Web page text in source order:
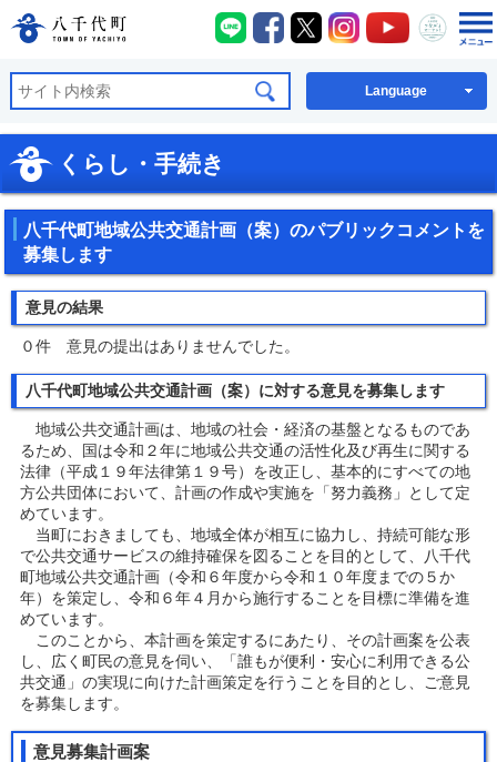
八千代町公式ホームページ
八千代町LINE
八千代町Facebook
八千代町X八千代町Instagram
八千代町
八千
Language
くらし・手続き
八千代町地域公共交通計画（案）のパブリックコメントを
募集します
意見の結果
０件 意見の提出はありませんでした。
八千代町地域公共交通計画（案）に対する意見を募集します
地域公共交通計画は、地域の社会・経済の基盤となるものであ
るため、国は令和２年に地域公共交通の活性化及び再生に関する
法律（平成１９年法律第１９号）を改正し、基本的にすべての地
方公共団体において、計画の作成や実施を「努力義務」として定
めています。
当町におきましても、地域全体が相互に協力し、持続可能な形
で公共交通サービスの維持確保を図ることを目的として、八千代
町地域公共交通計画（令和６年度から令和１０年度までの５か
年）を策定し、令和６年４月から施行することを目標に準備を進
めています。
このことから、本計画を策定するにあたり、その計画案を公表
し、広く町民の意見を伺い、「誰もが便利・安心に利用できる公
共交通」の実現に向けた計画策定を行うことを目的とし、ご意見
を募集します。
意見募集計画案